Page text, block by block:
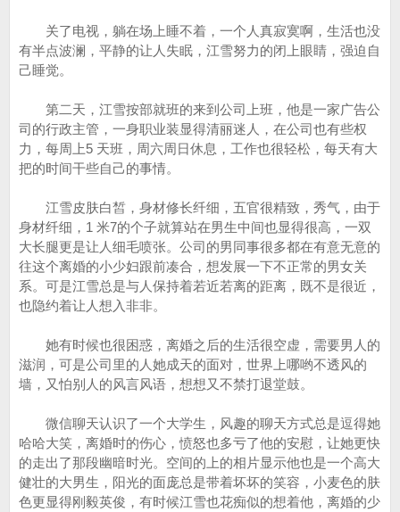
关了电视，躺在场上睡不着，一个人真寂寞啊，生活也没
有半点波澜，平静的让人失眠，江雪努力的闭上眼睛，强迫自
己睡觉。
第二天，江雪按部就班的来到公司上班，他是一家广告公
司的行政主管，一身职业装显得清丽迷人，在公司也有些权
力，每周上5 天班，周六周日休息，工作也很轻松，每天有大
把的时间干些自己的事情。
江雪皮肤白皙，身材修长纤细，五官很精致，秀气，由于
身材纤细，1 米7的个子就算站在男生中间也显得很高，一双
大长腿更是让人细毛喷张。公司的男同事很多都在有意无意的
往这个离婚的小少妇跟前凑合，想发展一下不正常的男女关
系。可是江雪总是与人保持着若近若离的距离，既不是很近，
也隐约着让人想入非非。
她有时候也很困惑，离婚之后的生活很空虚，需要男人的
滋润，可是公司里的人她成天的面对，世界上哪哟不透风的
墙，又怕别人的风言风语，想想又不禁打退堂鼓。
微信聊天认识了一个大学生，风趣的聊天方式总是逗得她
哈哈大笑，离婚时的伤心，愤怒也多亏了他的安慰，让她更快
的走出了那段幽暗时光。空间的上的相片显示他也是一个高大
健壮的大男生，阳光的面庞总是带着坏坏的笑容，小麦色的肤
色更显得刚毅英俊，有时候江雪也花痴似的想着他，离婚的少